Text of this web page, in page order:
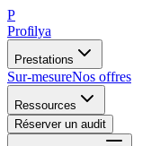
P
Profilya
Prestations
Sur-mesureNos offres
Ressources
Réserver un audit